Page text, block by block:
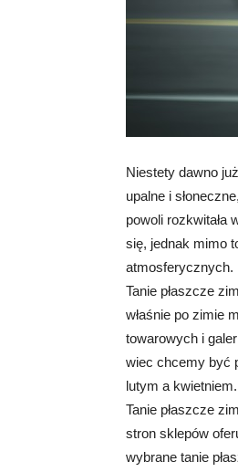
Niestety dawno
upalne i
powoli rozkwitała
się, jednak mimo
atmosferycznych.
Tanie płaszcze
właśnie po zimie
towarowych i
wiec chcemy być
lutym a kwietniem.
Tanie płaszcze
stron sklepów
wybrane tanie